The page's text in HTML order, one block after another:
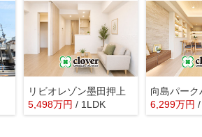
リビオレゾン墨田押上
5,498万円 / 1LDK
向島パー
6,299万円